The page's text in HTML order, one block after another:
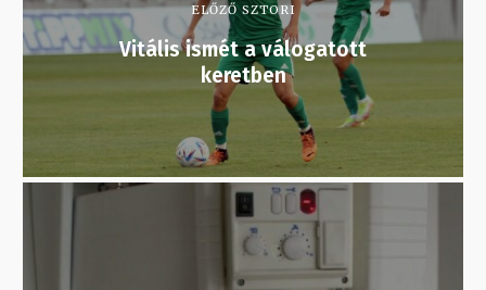
ELŐZŐ SZTORI
Vitális ismét a válogatott
keretben